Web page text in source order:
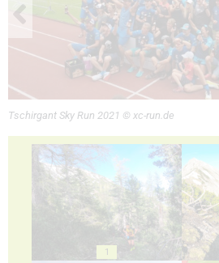
Tschirgant Sky Run 2021 © xc-run.de
1